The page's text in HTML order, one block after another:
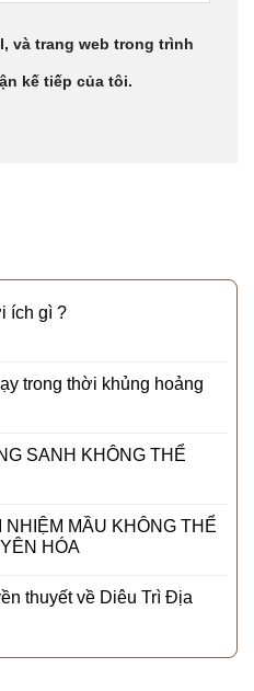
và trang web trong trình
kế tiếp của tôi.
ích gì ?
trong thời khủng hoảng
SANH KHÔNG THỂ
MẦU KHÔNG THỂ
HÓA
thuyết về Diêu Trì Địa